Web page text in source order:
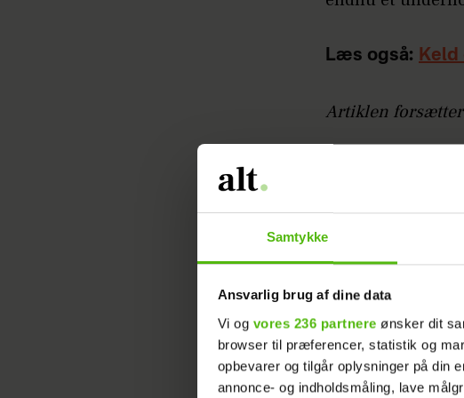
Samtykke
Ansvarlig brug af dine data
Vi og vores 236 partnere ønsker dit
browser til præferencer, statistik og
opbevarer og tilgår oplysninger på din
annonce- og indholdsmåling, lave
Læs også: Keld
Artiklen